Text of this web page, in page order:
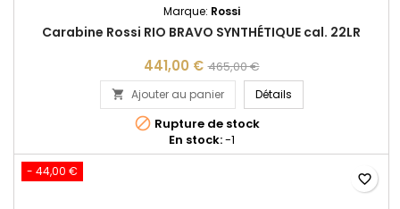
Marque: Rossi
Carabine Rossi RIO BRAVO SYNTHÉTIQUE cal. 22LR
441,00 € 465,00 €
 Ajouter au panier DétailsCarabine Rossi RIO
 Rupture de stock
En stock:-1
- 44,00 €
favorite_border